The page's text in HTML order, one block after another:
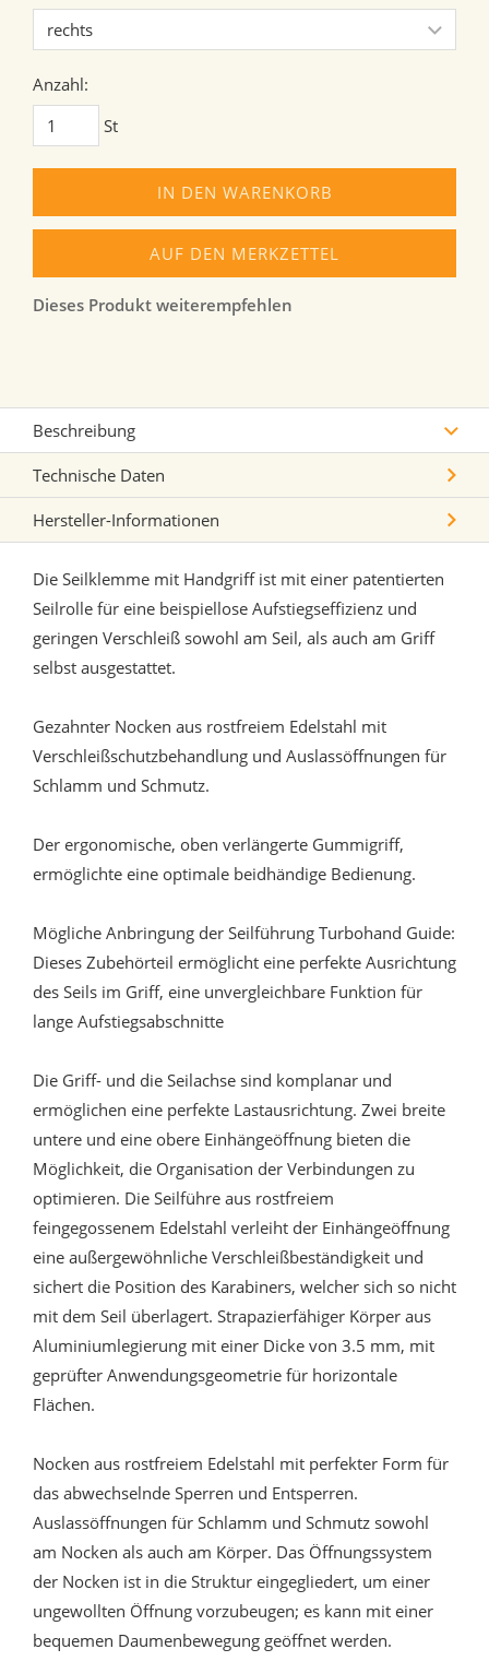
Anzahl:
St
IN DEN WARENKORB
AUF DEN MERKZETTEL
Dieses Produkt weiterempfehlen
Beschreibung
Technische Daten
Hersteller-Informationen
Die Seilklemme mit Handgriff ist mit einer patentierten
Seilrolle für eine beispiellose Aufstiegseffizienz und
geringen Verschleiß sowohl am Seil, als auch am Griff
selbst ausgestattet.
Gezahnter Nocken aus rostfreiem Edelstahl mit
Verschleißschutzbehandlung und Auslassöffnungen für
Schlamm und Schmutz.
Der ergonomische, oben verlängerte Gummigriff,
ermöglichte eine optimale beidhändige Bedienung.
Mögliche Anbringung der Seilführung Turbohand Guide:
Dieses Zubehörteil ermöglicht eine perfekte Ausrichtung
des Seils im Griff, eine unvergleichbare Funktion für
lange Aufstiegsabschnitte
Die Griff- und die Seilachse sind komplanar und
ermöglichen eine perfekte Lastausrichtung. Zwei breite
untere und eine obere Einhängeöffnung bieten die
Möglichkeit, die Organisation der Verbindungen zu
optimieren. Die Seilführe aus rostfreiem
feingegossenem Edelstahl verleiht der Einhängeöffnung
eine außergewöhnliche Verschleißbeständigkeit und
sichert die Position des Karabiners, welcher sich so nicht
mit dem Seil überlagert. Strapazierfähiger Körper aus
Aluminiumlegierung mit einer Dicke von 3.5 mm, mit
geprüfter Anwendungsgeometrie für horizontale
Flächen.
Nocken aus rostfreiem Edelstahl mit perfekter Form für
das abwechselnde Sperren und Entsperren.
Auslassöffnungen für Schlamm und Schmutz sowohl
am Nocken als auch am Körper. Das Öffnungssystem
der Nocken ist in die Struktur eingegliedert, um einer
ungewollten Öffnung vorzubeugen; es kann mit einer
bequemen Daumenbewegung geöffnet werden.